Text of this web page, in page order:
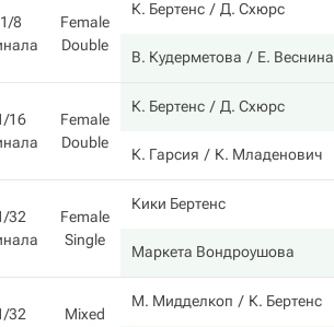
1/8
Female
Double
К. Бертенс Д. Схюрс
В. Кудерметова Е. Веснина
16
Female
Double
К. Бертенс Д. Схюрс
К. Гарсия К. Младенович
32
Female
Single
Кики Бертенс
Маркета Вондроушова
32
Mixed
М. Мидделкоп К. Бертенс